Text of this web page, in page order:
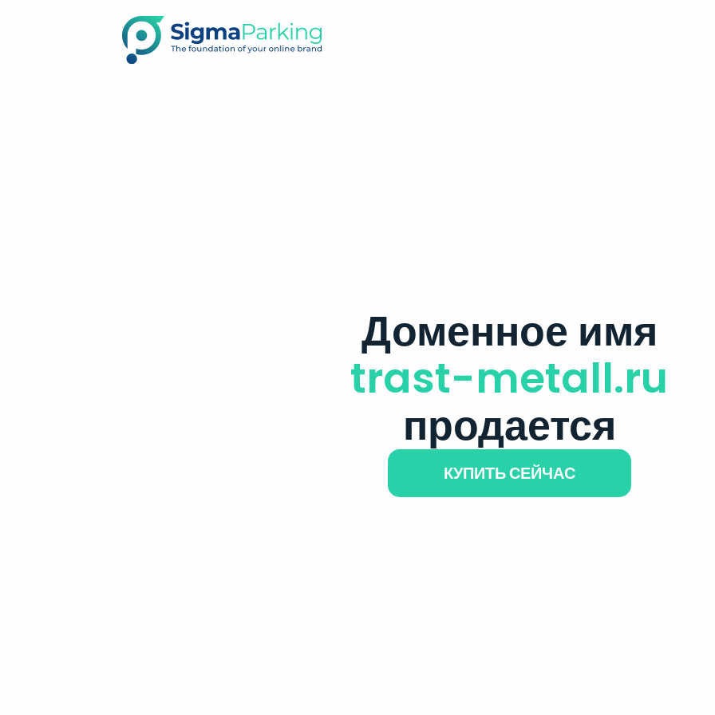
Доменное имя
trast-metall.ru
продается
КУПИТЬ СЕЙЧАС